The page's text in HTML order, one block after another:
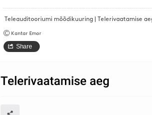
Teleauditooriumi mõõdikuuring | Telerivaatamise
Kantar Emor
Share
Telerivaatamise aeg